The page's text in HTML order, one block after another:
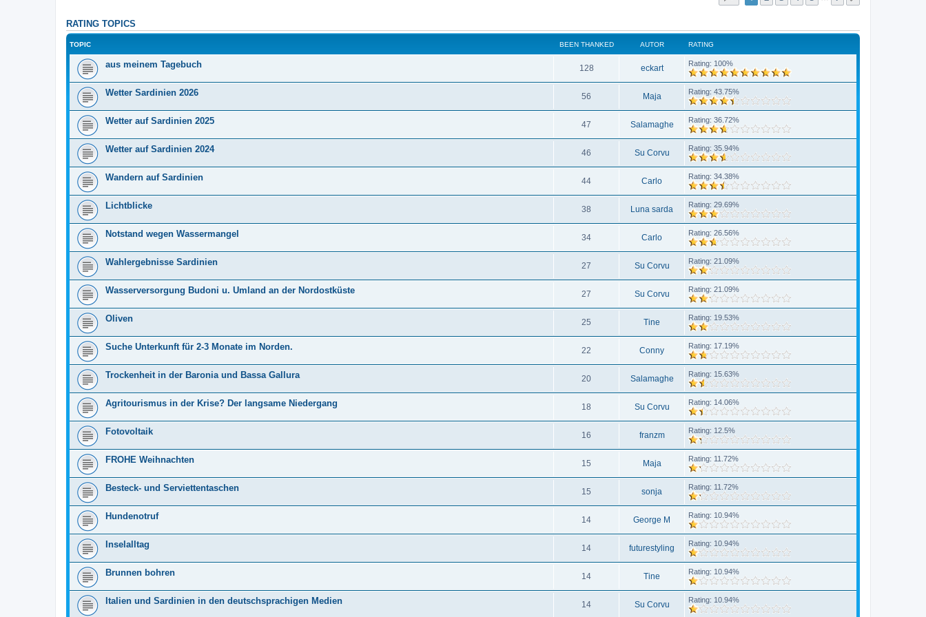
RATING TOPICS
TOPIC BEEN THANKED AUTOR RATING
aus meinem Tagebuch 128 eckart Rating: 100%
Wetter Sardinien 2026 56 Maja Rating: 43.75%
Wetter auf Sardinien 2025 47 Salamaghe Rating: 36.72%
Wetter auf Sardinien 2024 46 Su Corvu Rating: 35.94%
Wandern auf Sardinien 44 Carlo Rating: 34.38%
Lichtblicke 38 Luna sarda Rating: 29.69%
Notstand wegen Wassermangel 34 Carlo Rating: 26.56%
Wahlergebnisse Sardinien 27 Su Corvu Rating: 21.09%
Wasserversorgung Budoni u. Umland an der Nordostküste 27 Su Corvu Rating: 21.09%
Oliven 25 Tine Rating: 19.53%
Suche Unterkunft für 2-3 Monate im Norden. 22 Conny Rating: 17.19%
Trockenheit in der Baronia und Bassa Gallura 20 Salamaghe Rating: 15.63%
Agritourismus in der Krise? Der langsame Niedergang 18 Su Corvu Rating: 14.06%
Fotovoltaik 16 franzm Rating: 12.5%
FROHE Weihnachten 15 Maja Rating: 11.72%
Besteck- und Serviettentaschen 15 sonja Rating: 11.72%
Hundenotruf 14 George M Rating: 10.94%
Inselalltag 14 futurestyling Rating: 10.94%
Brunnen bohren 14 Tine Rating: 10.94%
Italien und Sardinien in den deutschsprachigen Medien 14 Su Corvu Rating: 10.94%